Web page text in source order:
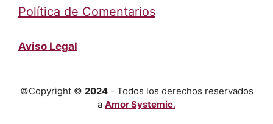
Política de Comentarios
Aviso Legal
©Copyright © 2024- Todos los derechos reservados
a Amor Systemic.